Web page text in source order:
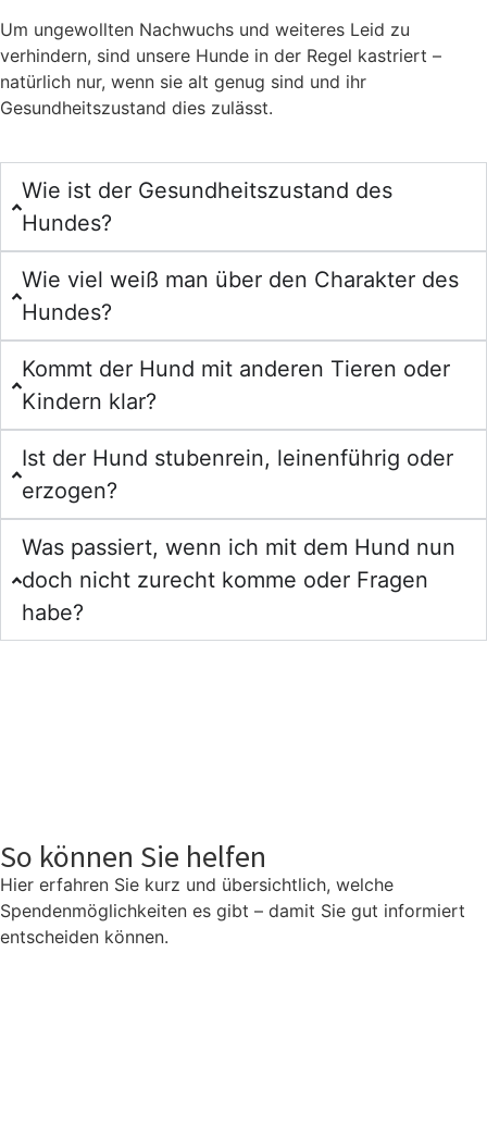
Um ungewollten Nachwuchs und weiteres Leid zu
verhindern, sind unsere Hunde in der Regel kastriert –
natürlich nur, wenn sie alt genug sind und ihr
Gesundheitszustand dies zulässt.
Wie ist der Gesundheitszustand des
Hundes?
Wie viel weiß man über den Charakter des
Hundes?
Kommt der Hund mit anderen Tieren oder
Kindern klar?
Ist der Hund stubenrein, leinenführig oder
erzogen?
Was passiert, wenn ich mit dem Hund nun
doch nicht zurecht komme oder Fragen
habe?
So können Sie helfen
Hier erfahren Sie kurz und übersichtlich, welche
Spendenmöglichkeiten es gibt – damit Sie gut informiert
entscheiden können.